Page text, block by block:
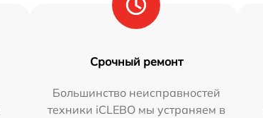
Срочный ремонт
Большинство неисправностей
техники iCLEBO мы устраняем в